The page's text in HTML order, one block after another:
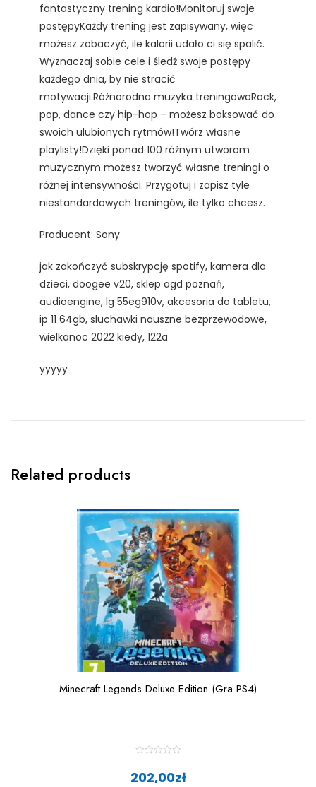
fantastyczny trening kardio!Monitoruj swoje
postępyKażdy trening jest zapisywany, więc
możesz zobaczyć, ile kalorii udało ci się spalić.
Wyznaczaj sobie cele i śledź swoje postępy
każdego dnia, by nie stracić
motywacji.Różnorodna muzyka treningowaRock,
pop, dance czy hip-hop – możesz boksować do
swoich ulubionych rytmów!Twórz własne
playlisty!Dzięki ponad 100 różnym utworom
muzycznym możesz tworzyć własne treningi o
różnej intensywności. Przygotuj i zapisz tyle
niestandardowych treningów, ile tylko chcesz.
Producent: Sony
jak zakończyć subskrypcję spotify, kamera dla
dzieci, doogee v20, sklep agd poznań,
audioengine, lg 55eg910v, akcesoria do tabletu,
ip 11 64gb, sluchawki nauszne bezprzewodowe,
wielkanoc 2022 kiedy, 122a
yyyyy
Related products
Minecraft Legends Deluxe Edition (Gra PS4)
t
202,00zł